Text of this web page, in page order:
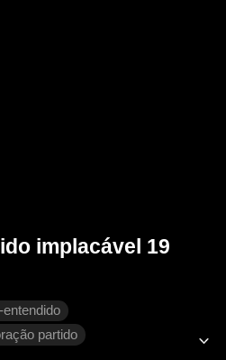
implacável 19
entendido
partido